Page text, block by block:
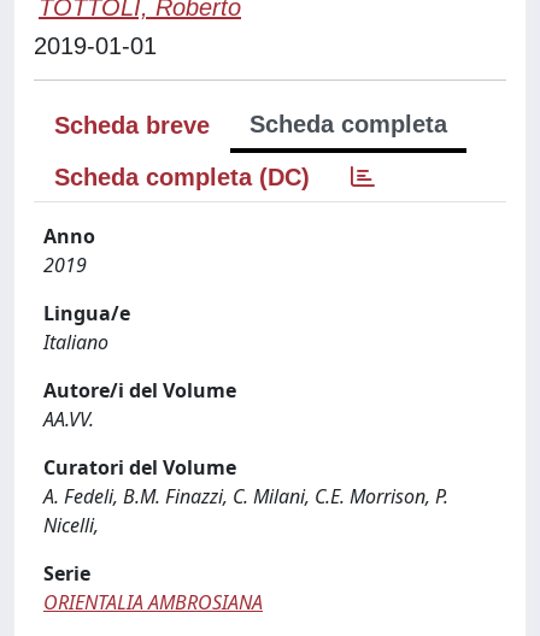
TOTTOLI, Roberto
2019-01-01
Scheda breve
Scheda completa
Scheda completa (DC)
Anno
2019
Lingua/e
Italiano
Autore/i del Volume
AA.VV.
Curatori del Volume
A. Fedeli, B.M. Finazzi, C. Milani, C.E. Morrison, P.
Nicelli,
Serie
ORIENTALIA AMBROSIANA